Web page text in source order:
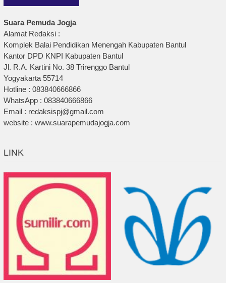
Suara Pemuda Jogja
Alamat Redaksi :
Komplek Balai Pendidikan Menengah Kabupaten Bantul
Kantor DPD KNPI Kabupaten Bantul
Jl. R.A. Kartini No. 38 Trirenggo Bantul
Yogyakarta 55714
Hotline : 083840666866
WhatsApp : 083840666866
Email : redaksispj@gmail.com
website : www.suarapemudajogja.com
LINK